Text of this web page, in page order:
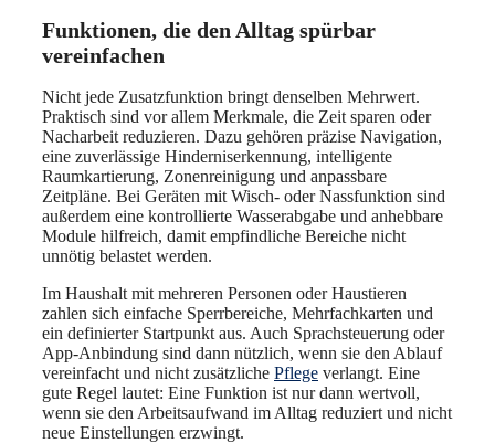
Funktionen, die den Alltag spürbar
vereinfachen
Nicht jede Zusatzfunktion bringt denselben Mehrwert.
Praktisch sind vor allem Merkmale, die Zeit sparen oder
Nacharbeit reduzieren. Dazu gehören präzise Navigation,
eine zuverlässige Hinderniserkennung, intelligente
Raumkartierung, Zonenreinigung und anpassbare
Zeitpläne. Bei Geräten mit Wisch- oder Nassfunktion sind
außerdem eine kontrollierte Wasserabgabe und anhebbare
Module hilfreich, damit empfindliche Bereiche nicht
unnötig belastet werden.
Im Haushalt mit mehreren Personen oder Haustieren
zahlen sich einfache Sperrbereiche, Mehrfachkarten und
ein definierter Startpunkt aus. Auch Sprachsteuerung oder
App-Anbindung sind dann nützlich, wenn sie den Ablauf
vereinfacht und nicht zusätzliche Pflege verlangt. Eine
gute Regel lautet: Eine Funktion ist nur dann wertvoll,
wenn sie den Arbeitsaufwand im Alltag reduziert und nicht
neue Einstellungen erzwingt.